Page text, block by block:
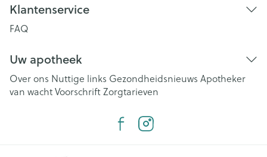
Klantenservice
FAQ
Uw apotheek
Over ons Nuttige links Gezondheidsnieuws Apotheker
van wachtVoorschriftZorgtarieven